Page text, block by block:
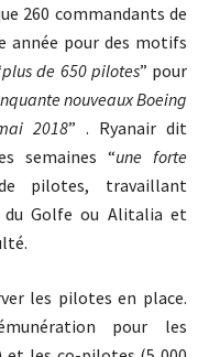
260 commandants de
pour des motifs
plus de 650 pilotes” pour
nouveaux Boeing
2018” . Ryanair dit
semaines “une forte
pilotes, travaillant
du Golfe ou Alitalia et
les pilotes en place.
pour les